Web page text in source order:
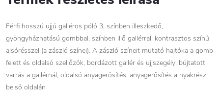
Férfi hosszú ujjú galléros póló 3, színben illeszkedő,
gyöngyházhatású gombbal, színben illő gallérral, kontrasztos színű
alsórésszel (a zászló színei). A zászló színeit mutató hajtóka a gomb
felett és oldalsó szellőzők, bordázott gallér és ujjszegély, bújtatott
varrás a gallérnál, oldalsó anyagerősítés, anyagerősítés a nyakrész
belső oldalán